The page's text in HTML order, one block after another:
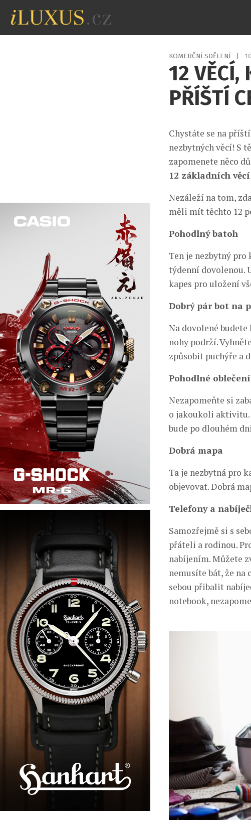
KOMERČNÍ SDĚLENÍ
12 VĚCÍ,
PŘÍŠTÍ
Chystáte se na
nezbytných věcí! S
zapomenete něco
12 základních
Nezáleží na tom,
měli mít těchto 12
Pohodlný batoh
Ten je nezbytný pro
týdenní dovolenou.
kapes pro uložení
Dobrý pár bot na
Na dovolené
nohy podrží.
způsobit puchýře a
Pohodlné oblečení
Nezapomeňte si
o jakoukoli aktivitu.
bude po dlouhém
Dobrá mapa
Ta je nezbytná pro
objevovat. Dobrá
Telefony a
Samozřejmě si s
přáteli a rodinou.
nabíjením. Můžete
nemusíte bát, že na
sebou přibalit
notebook,